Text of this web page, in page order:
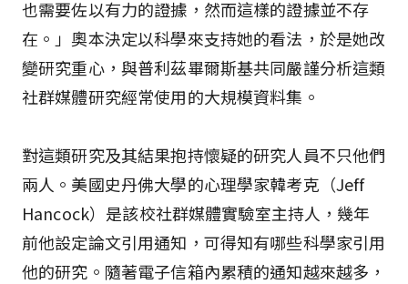
也需要佐以有力的證據，然而這樣的證據並不存
在。」奧本決定以科學來支持她的看法，於是她改
變研究重心，與普利茲畢爾斯基共同嚴謹分析這類
社群媒體研究經常使用的大規模資料集。
對這類研究及其結果抱持懷疑的研究人員不只他們
兩人。美國史丹佛大學的心理學家韓考克（Jeff
Hancock）是該校社群媒體實驗室主持人，幾年
前他設定論文引用通知，可得知有哪些科學家引用
他的研究。隨著電子信箱內累積的通知越來越多，